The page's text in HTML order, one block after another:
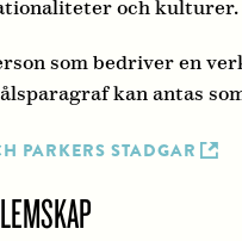
och kulturer.
som bedriver en
kan antas
PARKERS STADGAR